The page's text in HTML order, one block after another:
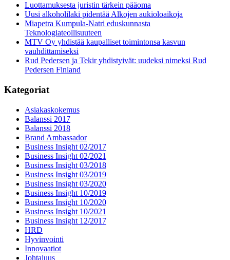
Luottamuksesta juristin tärkein pääoma
Uusi alkoholilaki pidentää Alkojen aukioloaikoja
Miapetra Kumpula-Natri eduskunnasta
Teknologiateollisuuteen
MTV Oy yhdistää kaupalliset toimintonsa kasvun
vauhdittamiseksi
Rud Pedersen ja Tekir yhdistyivät: uudeksi nimeksi Rud
Pedersen Finland
Kategoriat
Asiakaskokemus
Balanssi 2017
Balanssi 2018
Brand Ambassador
Business Insight 02/2017
Business Insight 02/2021
Business Insight 03/2018
Business Insight 03/2019
Business Insight 03/2020
Business Insight 10/2019
Business Insight 10/2020
Business Insight 10/2021
Business Insight 12/2017
HRD
Hyvinvointi
Innovaatiot
Johtajuus